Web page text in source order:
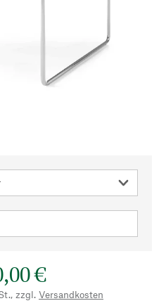
€
zzgl. Versandkosten